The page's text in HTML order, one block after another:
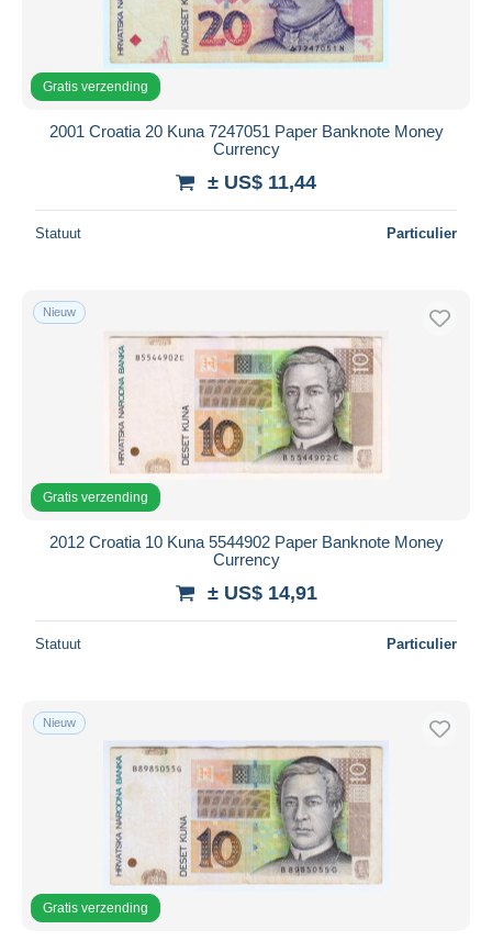
Gratis verzending
2001 Croatia 20 Kuna 7247051 Paper Banknote Money
Currency
± US$ 11,44
Statuut Particulier
Nieuw
Gratis verzending
2012 Croatia 10 Kuna 5544902 Paper Banknote Money
Currency
± US$ 14,91
Statuut Particulier
Nieuw
Gratis verzending